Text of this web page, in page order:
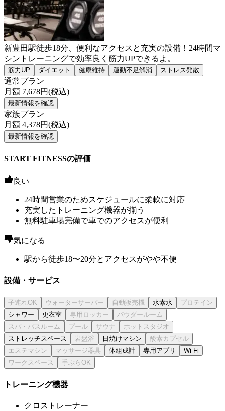
新豊田駅徒歩18分、便利なアクセスと充実の設備！24時間マ
シントレーニングで効率良く筋力UPできるよ。
筋力UP ダイエット 健康維持 運動不足解消 ストレス発散
通常プラン
月額 7,678円(税込)
最新情報を確認
家族プラン
月額 4,378円(税込)
最新情報を確認
START FITNESSの評価
良い
24時間営業のためスケジュールに柔軟に対応
充実したトレーニング機器が揃う
無料駐車場完備で車でのアクセスが便利
気になる
駅から徒歩18〜20分とアクセスがやや不便
設備・サービス
水素水
シャワー
更衣室
ストレッチスペース
日焼けマシン
体組成計
専用アプリ Wi-Fi
トレーニング機器
クロストレーナー